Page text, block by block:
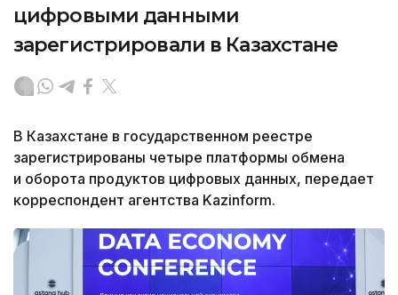
цифровыми данными
зарегистрировали в Казахстане
В Казахстане в государственном реестре
зарегистрированы четыре платформы обмена
и оборота продуктов цифровых данных, передает
корреспондент агентства Kazinform.